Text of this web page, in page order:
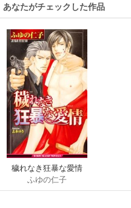
あなたがチェックした作品
穢れなき狂暴な愛情
ふゆの仁子